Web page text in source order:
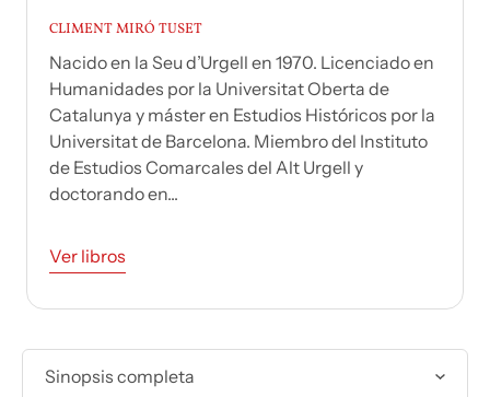
CLIMENT MIRÓ TUSET
Nacido en la Seu d’Urgell en 1970. Licenciado en
Humanidades por la Universitat Oberta de
Catalunya y máster en Estudios Históricos por la
Universitat de Barcelona. Miembro del Instituto
de Estudios Comarcales del Alt Urgell y
doctorando en...
Ver libros
Sinopsis completa